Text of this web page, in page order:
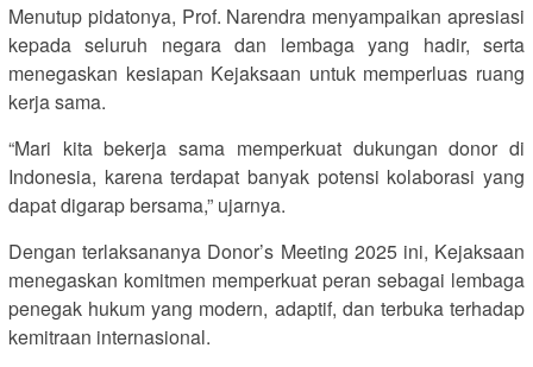
Menutup pidatonya, Prof. Narendra menyampaikan apresiasi
kepada seluruh negara dan lembaga yang hadir, serta
menegaskan kesiapan Kejaksaan untuk memperluas ruang
kerja sama.
“Mari kita bekerja sama memperkuat dukungan donor di
Indonesia, karena terdapat banyak potensi kolaborasi yang
dapat digarap bersama,” ujarnya.
Dengan terlaksananya Donor’s Meeting 2025 ini, Kejaksaan
menegaskan komitmen memperkuat peran sebagai lembaga
penegak hukum yang modern, adaptif, dan terbuka terhadap
kemitraan internasional.